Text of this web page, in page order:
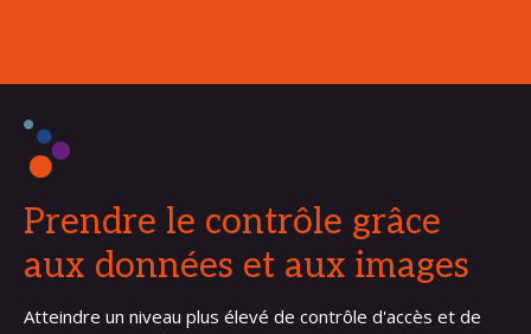
Prendre le contrôle grâce
aux données et aux images
Atteindre un niveau plus élevé de contrôle d'accès et de